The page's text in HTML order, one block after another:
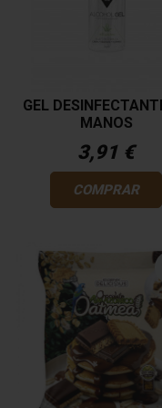
GEL
MANOS
3,91 €
COMPRAR